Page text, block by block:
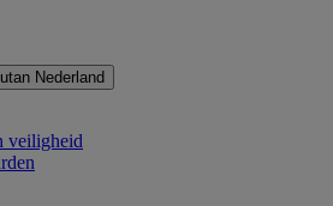
Nederland
veiligheid